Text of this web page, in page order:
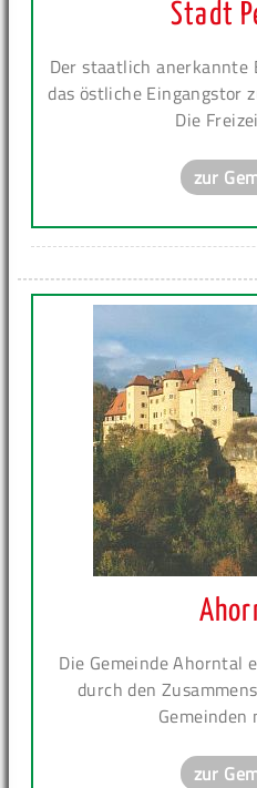
Stadt
Der staatlich
das östliche Eingangstor
Die
zur
Die Gemeinde Ahorntal
durch den
Gemeinden
zur